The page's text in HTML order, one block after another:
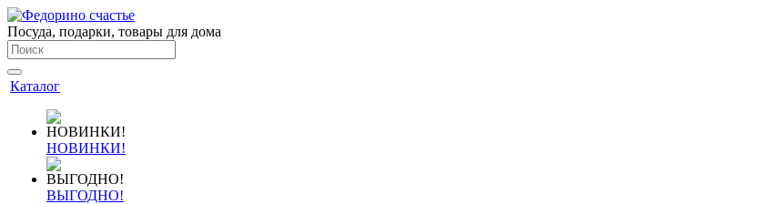
Посуда, подарки, товары для дома
Каталог
НОВИНКИ!
ВЫГОДНО!